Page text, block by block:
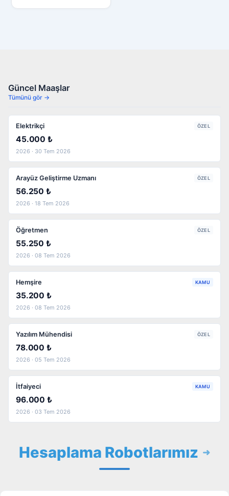
Güncel Maaşlar
Tümünü gör →
Elektrikçi ÖZEL
45.000 ₺
2026 · 30 Tem 2026
Arayüz Geliştirme Uzmanı ÖZEL
56.250 ₺
2026 · 18 Tem 2026
Öğretmen ÖZEL
55.250 ₺
2026 · 08 Tem 2026
Hemşire KAMU
35.200 ₺
2026 · 08 Tem 2026
Yazılım Mühendisi ÖZEL
78.000 ₺
2026 · 05 Tem 2026
İtfaiyeci KAMU
96.000 ₺
2026 · 03 Tem 2026
Hesaplama Robotlarımız